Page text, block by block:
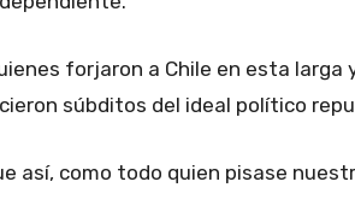
forjaron a Chile en esta
súbditos del ideal político
así, como todo quien pisase